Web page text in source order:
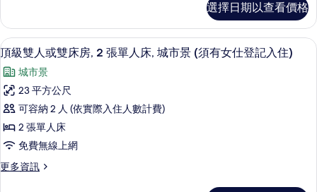
記
入
住)
的
所
有
相
片
登
記
入
住)
的
詳
情
女
仕
登
記
入
住)
的
所
有
雙
人
房
(須
有
女
仕
登
記
入
住)
的
選擇日期以查看價格
顯
示
頂
級
雙
人
雙
頂級雙人或雙床房, 2 張單人床, 城市
7
頂級雙人或雙床房, 2 張單人床, 城市景 (須有女仕登記入住)
城市景
23 平方公尺
可容納 2 人 (依實際入住人數計費)
2 張單人床
免費無線上網
更多資訊
更